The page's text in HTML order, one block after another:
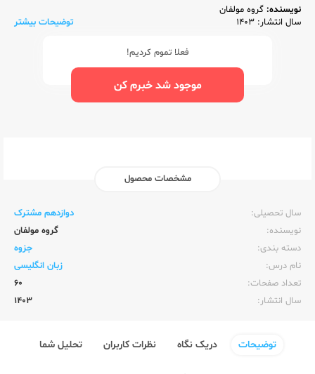
نویسنده: گروه مولفان
سال انتشار: 1403
توضیحات بیشتر
فعلا تموم کردیم!
موجود شد خبرم کن
مشخصات محصول
سال تحصیلی:‌
دوازدهم مشترک
نویسنده:‌
گروه مولفان
دسته بندی:
جزوه
نام درس:
زبان انگلیسی
تعداد صفحات:‌
60
سال انتشار:‌
1403
توضیحات دریک نگاه نظرات کاربران تحلیل شما